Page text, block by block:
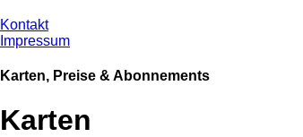
Kontakt
Impressum
Karten, Preise & Abonnements
Karten